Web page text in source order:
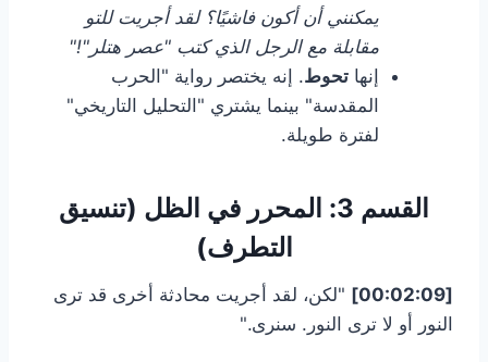
يمكنني أن أكون فاشيًا؟ لقد أجريت للتو
مقابلة مع الرجل الذي كتب "عصر هتلر"!"
إنها تحوط. إنه يختصر رواية "الحرب
المقدسة" بينما يشتري "التحليل التاريخي"
لفترة طويلة.
القسم 3: المحرر في الظل (تنسيق
التطرف)
[00:02:09]
"لكن، لقد أجريت محادثة أخرى قد ترى
النور أو لا ترى النور. سنرى."